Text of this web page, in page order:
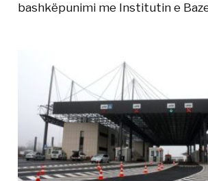
bashkëpunimi me Institutin e